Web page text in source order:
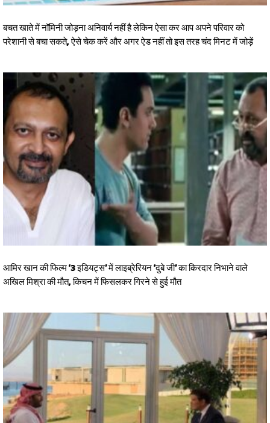
बचत खाते में नॉमिनी जोड़ना अनिवार्य नहीं है लेकिन ऐसा कर आप अपने परिवार को
परेशानी से बचा सकते, ऐसे चेक करें और अगर ऐड नहीं तो इस तरह चंद मिनट में जोड़ें
आमिर खान की फिल्म ‘3 इडियट्स’ में लाइब्रेरियन ‘दुबे जी’ का किरदार निभाने वाले
अखिल मिश्रा की मौत, किचन में फिसलकर गिरने से हुई मौत